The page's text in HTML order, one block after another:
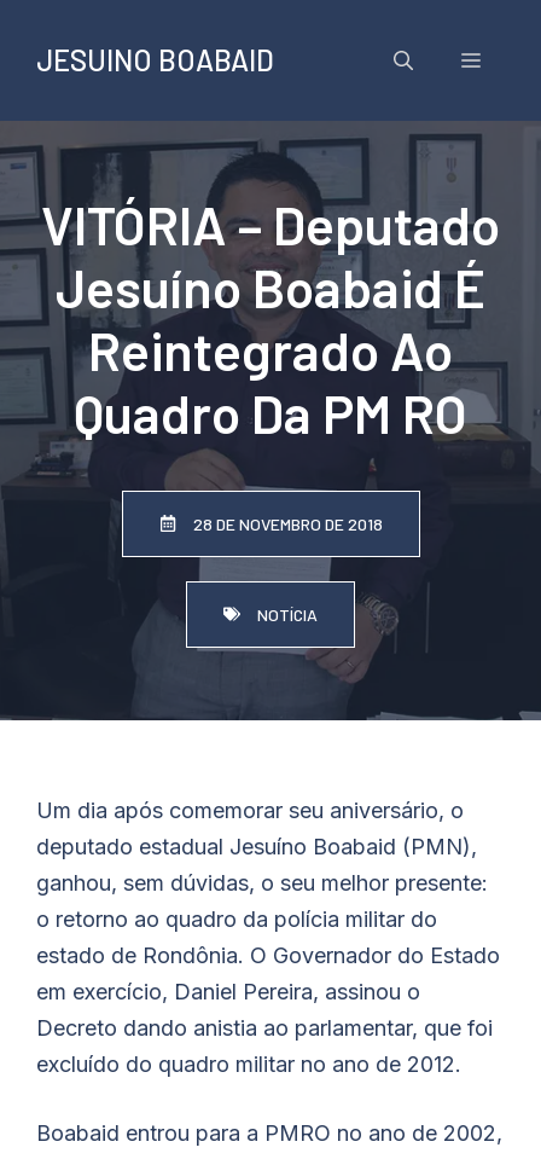
conteúdo
JESUINO BOABAID Menu
VITÓRIA – Deputado
Jesuíno Boabaid É
Reintegrado Ao
Quadro Da PM RO
28 DE NOVEMBRO DE 2018
NOTÍCIA
Um dia após comemorar seu aniversário, o
deputado estadual Jesuíno Boabaid (PMN),
ganhou, sem dúvidas, o seu melhor presente:
o retorno ao quadro da polícia militar do
estado de Rondônia. O Governador do Estado
em exercício, Daniel Pereira, assinou o
Decreto dando anistia ao parlamentar, que foi
excluído do quadro militar no ano de 2012.
Boabaid entrou para a PMRO no ano de 2002,